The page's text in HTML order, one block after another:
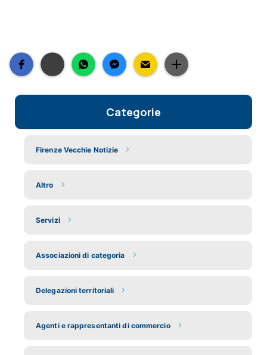
Categorie
Firenze Vecchie Notizie
Altro
Servizi
Associazioni di categoria
Delegazioni territoriali
Agenti e rappresentanti di commercio